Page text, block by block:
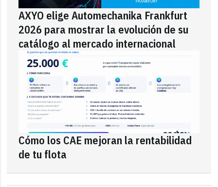
AXYO elige Automechanika Frankfurt
2026 para mostrar la evolución de su
catálogo al mercado internacional
Cómo los CAE mejoran la rentabilidad
de tu flota